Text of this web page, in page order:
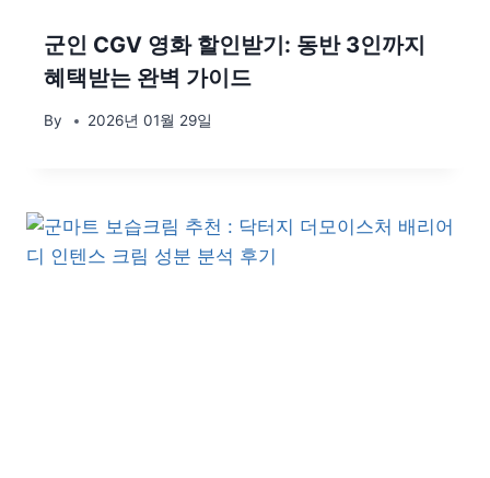
군인 CGV 영화 할인받기: 동반 3인까지
혜택받는 완벽 가이드
By 2026년 01월 29일